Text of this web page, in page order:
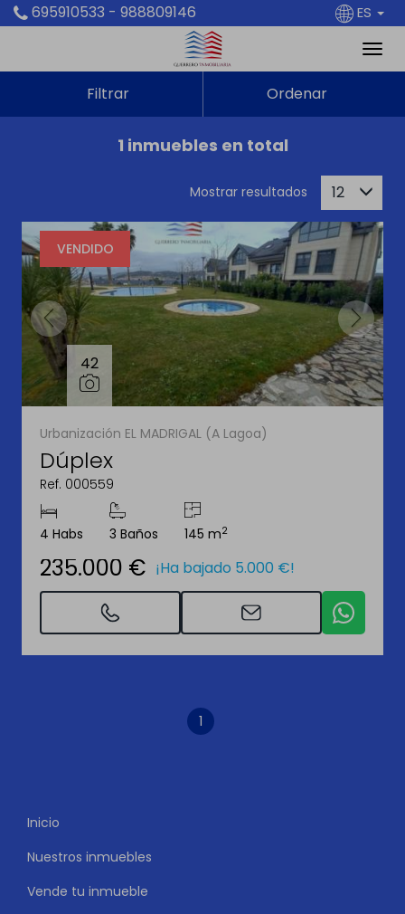
695910533 - 988809146 ES
Filtrar Ordenar
1 inmuebles en total
Mostrar resultados 12
VENDIDO
42
Urbanización EL MADRIGAL (A Lagoa)
Dúplex
Ref. 000559
4 Habs 3 Baños 145 m2
235.000 € ¡Ha bajado 5.000 €!
1
Inicio
Nuestros inmuebles
Vende tu inmueble